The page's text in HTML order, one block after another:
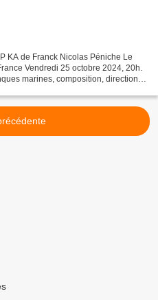
KA de Franck Nicolas Péniche Le
Vendredi 25 octobre 2024, 20h.
marines, composition, direction (